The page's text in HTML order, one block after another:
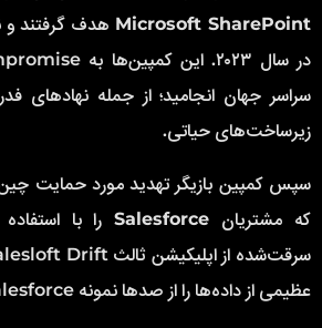
Microsoft SharePoint هدف گرفتند و
سراسر جهان انجامید؛ از جمله نهادهای
زیرساخت‌های حیاتی.
که مشتریان Salesforce
عظیمی از داده‌ها را از صدها نمونه Salesforce خارج کند.